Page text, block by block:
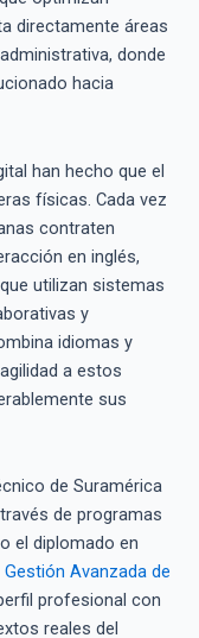
directamente áreas
donde
hacia
han hecho que el
físicas. Cada vez
contraten
en inglés,
utilizan sistemas
y
idiomas y
a estos
sus
de Suramérica
de programas
el diplomado en
Gestión Avanzada de
profesional con
reales del